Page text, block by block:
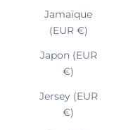
Jamaïque
(EUR €)
Japon (EUR
€)
Jersey (EUR
€)